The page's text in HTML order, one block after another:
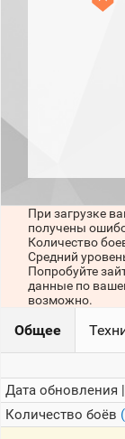
игроков
Кланы
Статистика
стримеров
Информация
Онлайн
Цветовая
шкала
При загрузке
получены
Количество
Средний
Попробуйте
данные по
возможно.
Общее
Дата обновления
Количество боёв